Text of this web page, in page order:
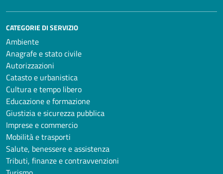
CATEGORIE DI SERVIZIO
Ambiente
Anagrafe e stato civile
Autorizzazioni
Catasto e urbanistica
Cultura e tempo libero
Educazione e formazione
Giustizia e sicurezza pubblica
Imprese e commercio
Mobilità e trasporti
Salute, benessere e assistenza
Tributi, finanze e contravvenzioni